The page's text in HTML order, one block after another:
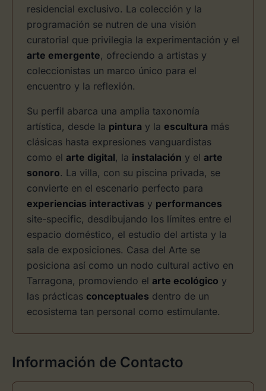
residencial exclusivo. La colección y la
programación se nutren de una visión
curatorial que privilegia la experimentación y el
arte emergente, ofreciendo a artistas y
coleccionistas un marco único para el
encuentro y la reflexión.
Su perfil abarca una amplia taxonomía
artística, desde la pintura y la escultura más
clásicas hasta expresiones vanguardistas
como el arte digital, la instalación y el arte
sonoro. La villa, con su piscina privada, se
convierte en el escenario perfecto para
experiencias interactivas y performances
site-specific, desdibujando los límites entre el
espacio doméstico, el estudio del artista y la
sala de exposiciones. Casa del Arte se
posiciona así como un nodo cultural activo en
Tarragona, promoviendo el arte ecológico y
las prácticas conceptuales dentro de un
ecosistema tan personal como estimulante.
Información de Contacto